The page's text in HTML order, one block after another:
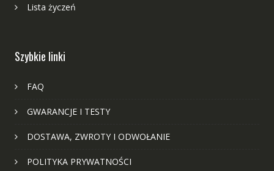
Lista życzeń
Szybkie linki
FAQ
GWARANCJE I TESTY
DOSTAWA, ZWROTY I ODWOŁANIE
POLITYKA PRYWATNOŚCI